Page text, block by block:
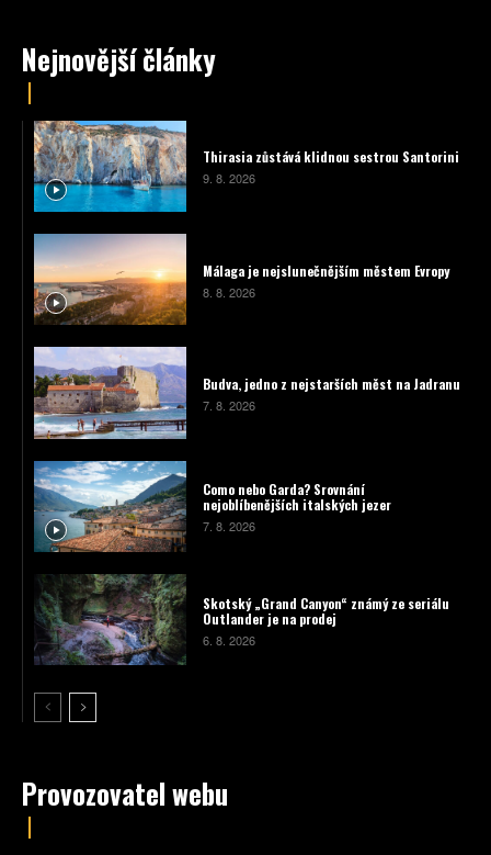
Nejnovější články
Thirasia zůstává klidnou sestrou Santorini
9. 8. 2026
Málaga je nejslunečnějším městem Evropy
8. 8. 2026
Budva, jedno z nejstarších měst na Jadranu
7. 8. 2026
Como nebo Garda? Srovnání
nejoblíbenějších italských jezer
7. 8. 2026
Skotský „Grand Canyon“ známý ze seriálu
Outlander je na prodej
6. 8. 2026
Provozovatel webu